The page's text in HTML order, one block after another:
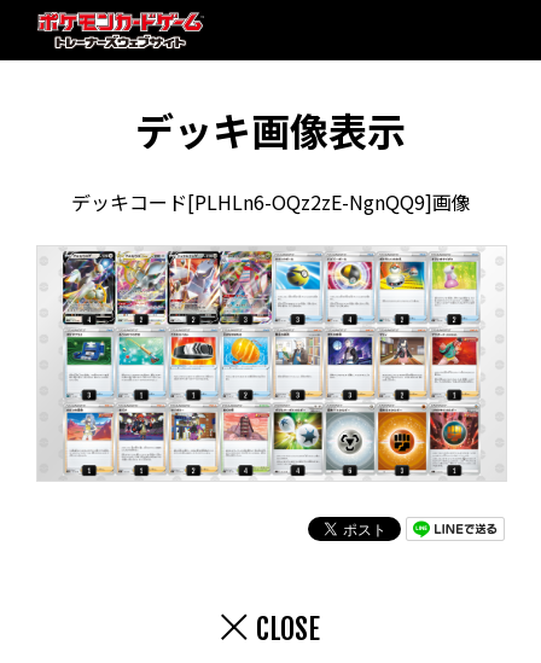
デッキ画像表示
デッキコード[PLHLn6-OQz2zE-NgnQQ9]画像
CLOSE